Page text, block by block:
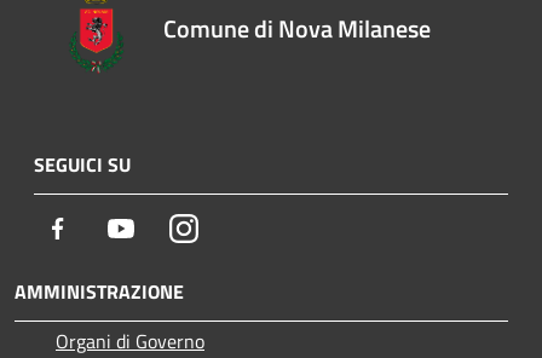
Comune di Nova Milanese
SEGUICI SU
Facebook YoutubeInstagram
AMMINISTRAZIONE
Organi di Governo